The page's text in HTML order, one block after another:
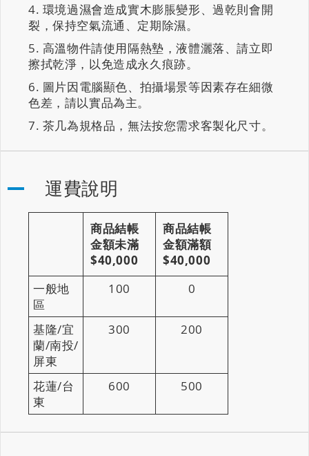
環境過濕會造成實木膨脹變形、過乾則會開
裂，保持空氣流通、定期除濕。
高溫物件請使用隔熱墊，液體灑落、請立即
擦拭乾淨，以免造成永久痕跡。
圖片因電腦顯色、拍攝場景等因素存在細微
色差，請以實品為主。
茶几為規格品，無法按您需求客製化尺寸。
運費說明
商品結帳
金額未滿
$40,000
商品結帳
金額滿額
$40,000
一般地
區
100 0
基隆/宜
蘭/南投/
屏東
300 200
花蓮/台
東
600 500